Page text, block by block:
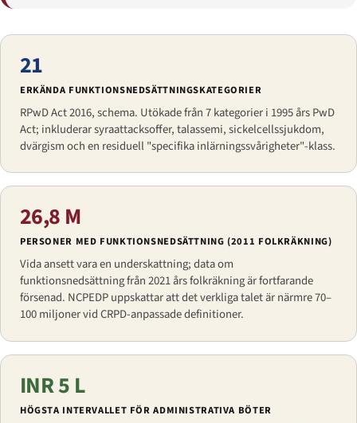
21
ERKÄNDA FUNKTIONSNEDSÄTTNINGSKATEGORIER
RPwD Act 2016, schema. Utökade från 7 kategorier i 1995 års PwD
Act; inkluderar syraattacksoffer, talassemi, sickelcellssjukdom,
dvärgism och en residuell "specifika inlärningssvårigheter"-klass.
26,8 M
PERSONER MED FUNKTIONSNEDSÄTTNING (2011 FOLKRÄKNING)
Vida ansett vara en underskattning; data om
funktionsnedsättning från 2021 års folkräkning är fortfarande
försenad. NCPEDP uppskattar att det verkliga talet är närmre 70–
100 miljoner vid CRPD-anpassade definitioner.
INR 5 L
HÖGSTA INTERVALLET FÖR ADMINISTRATIVA BÖTER